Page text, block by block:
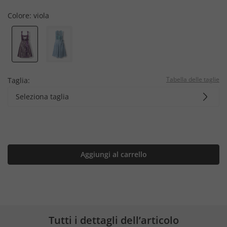
Colore: viola
Taglia: Tabella delle taglie
Seleziona taglia
Aggiungi al carrello
Tutti i dettagli dell’articolo